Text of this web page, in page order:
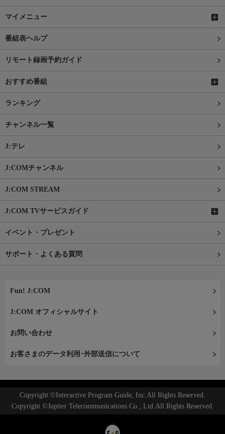
マイメニュー
番組表ヘルプ
リモート録画予約ガイド
おすすめ番組
ランキング
チャンネル一覧
J:テレ
J:COMチャンネル
J:COM STREAM
J:COM TVサービスガイド
イベント・プレゼント
サポート・よくある質問
Fun! J:COM
J:COM オフィシャルサイト
お問い合わせ
お客さまのデータ利用･外部送信について
Copyright ©Interactive Program Guide, Inc.All Rights Reserved.
Copyright ©Jupiter Telecommunications Co., Ltd.All Rights Reserved.